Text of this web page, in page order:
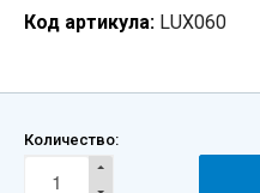
Код артикула: LUX060
Количество: